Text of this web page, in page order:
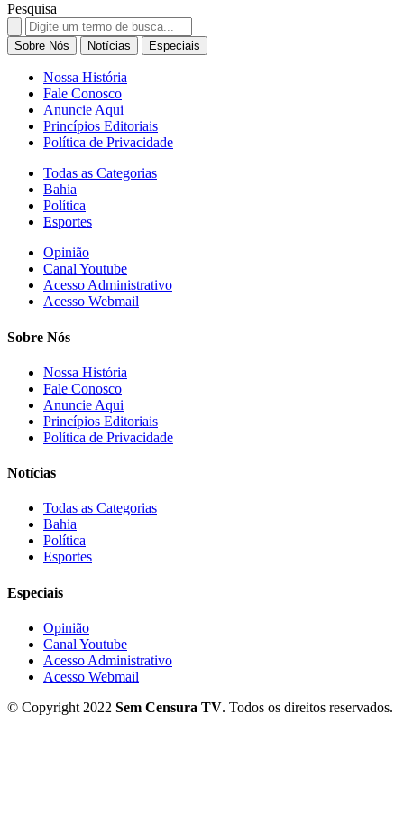
Pesquisa
Search
for:
Sobre Nós Notícias Especiais
Nossa História
Fale Conosco
Anuncie Aqui
Princípios Editoriais
Política de Privacidade
Todas as Categorias
Bahia
Política
Esportes
Opinião
Canal Youtube
Acesso Administrativo
Acesso Webmail
Sobre Nós
Nossa História
Fale Conosco
Anuncie Aqui
Princípios Editoriais
Política de Privacidade
Notícias
Todas as Categorias
Bahia
Política
Esportes
Especiais
Opinião
Canal Youtube
Acesso Administrativo
Acesso Webmail
© Copyright 2022 Sem Censura TV. Todos os direitos reservados.